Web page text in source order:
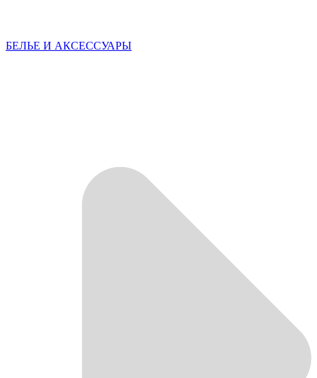
БЕЛЬЕ И АКСЕССУАРЫ